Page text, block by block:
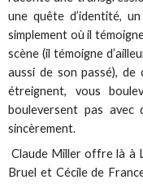
une quête d’identité,
simplement où il
scène (il témoigne
aussi de son passé),
étreignent, vous
bouleversent pas avec
sincèrement.
Claude Miller offre là à
Bruel et Cécile de